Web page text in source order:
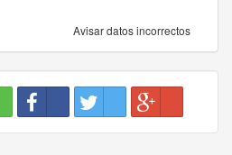
Avisar datos incorrectos